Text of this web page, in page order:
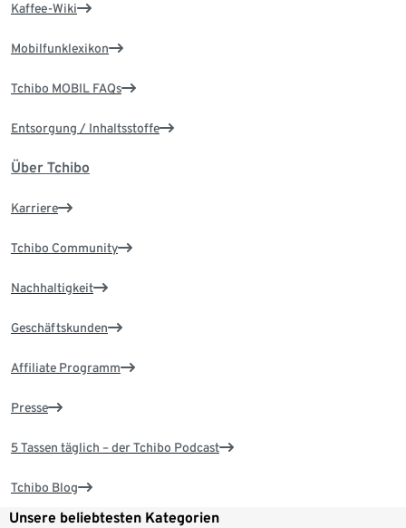
Kaffee-Wiki
Mobilfunklexikon
Tchibo MOBIL FAQs
Entsorgung / Inhaltsstoffe
Über Tchibo
Karriere
Tchibo Community
Nachhaltigkeit
Geschäftskunden
Affiliate Programm
Presse
5 Tassen täglich – der Tchibo Podcast
Tchibo Blog
Unsere beliebtesten Kategorien